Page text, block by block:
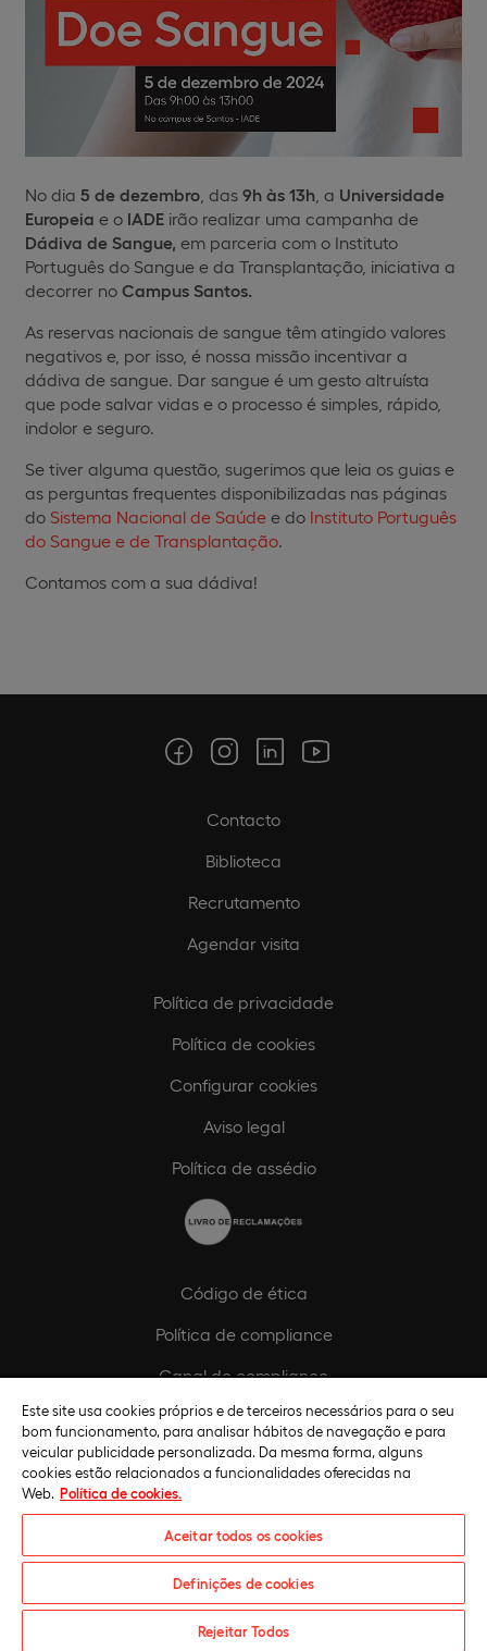
No dia 5 de dezembro , das 9h às 13h , a Universidade
Europeia e o IADE irão realizar uma campanha de
Dádiva de Sangue, em parceria com o Instituto
Português do Sangue e da Transplantação, iniciativa a
decorrer no Campus Santos.
As reservas nacionais de sangue têm atingido valores
negativos e, por isso, é nossa missão incentivar a
dádiva de sangue. Dar sangue é um gesto altruísta
que pode salvar vidas e o processo é simples, rápido,
indolor e seguro.
Se tiver alguma questão, sugerimos que leia os guias e
as perguntas frequentes disponibilizadas nas páginas
do Sistema Nacional de Saúde e do Instituto Português
do Sangue e de Transplantação
Contamos com a sua dádiva!
Contacto
Biblioteca
Recrutamento
Agendar visita
Política de privacidade
Política de cookies
Configurar cookies
Aviso legal
Política de assédio
Código de ética
Política de compliance
Canal de compliance
Plano de Igualdade de Género
Universidade Europeia © 2026. Todos os direitos reservados
Este site usa cookies próprios e de terceiros necessários para o seu
bom funcionamento, para analisar hábitos de navegação e para
veicular publicidade personalizada. Da mesma forma, alguns
cookies estão relacionados a funcionalidades oferecidas na
Web. Política de cookies.
Aceitar todos os cookies
Definições de cookies
Rejeitar Todos